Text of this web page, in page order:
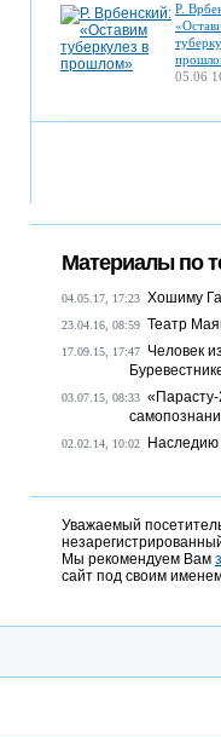
Р.
05.06
Материалы по
04.05.17, 17:23 Хошиму
23.04.16, 08:59 Театр
17.09.15, 17:47
Человек
03.07.15, 08:33
02.02.14, 10:02 Наследию
Уважаемый
Мы рекомендуем Вам
сайт под своим